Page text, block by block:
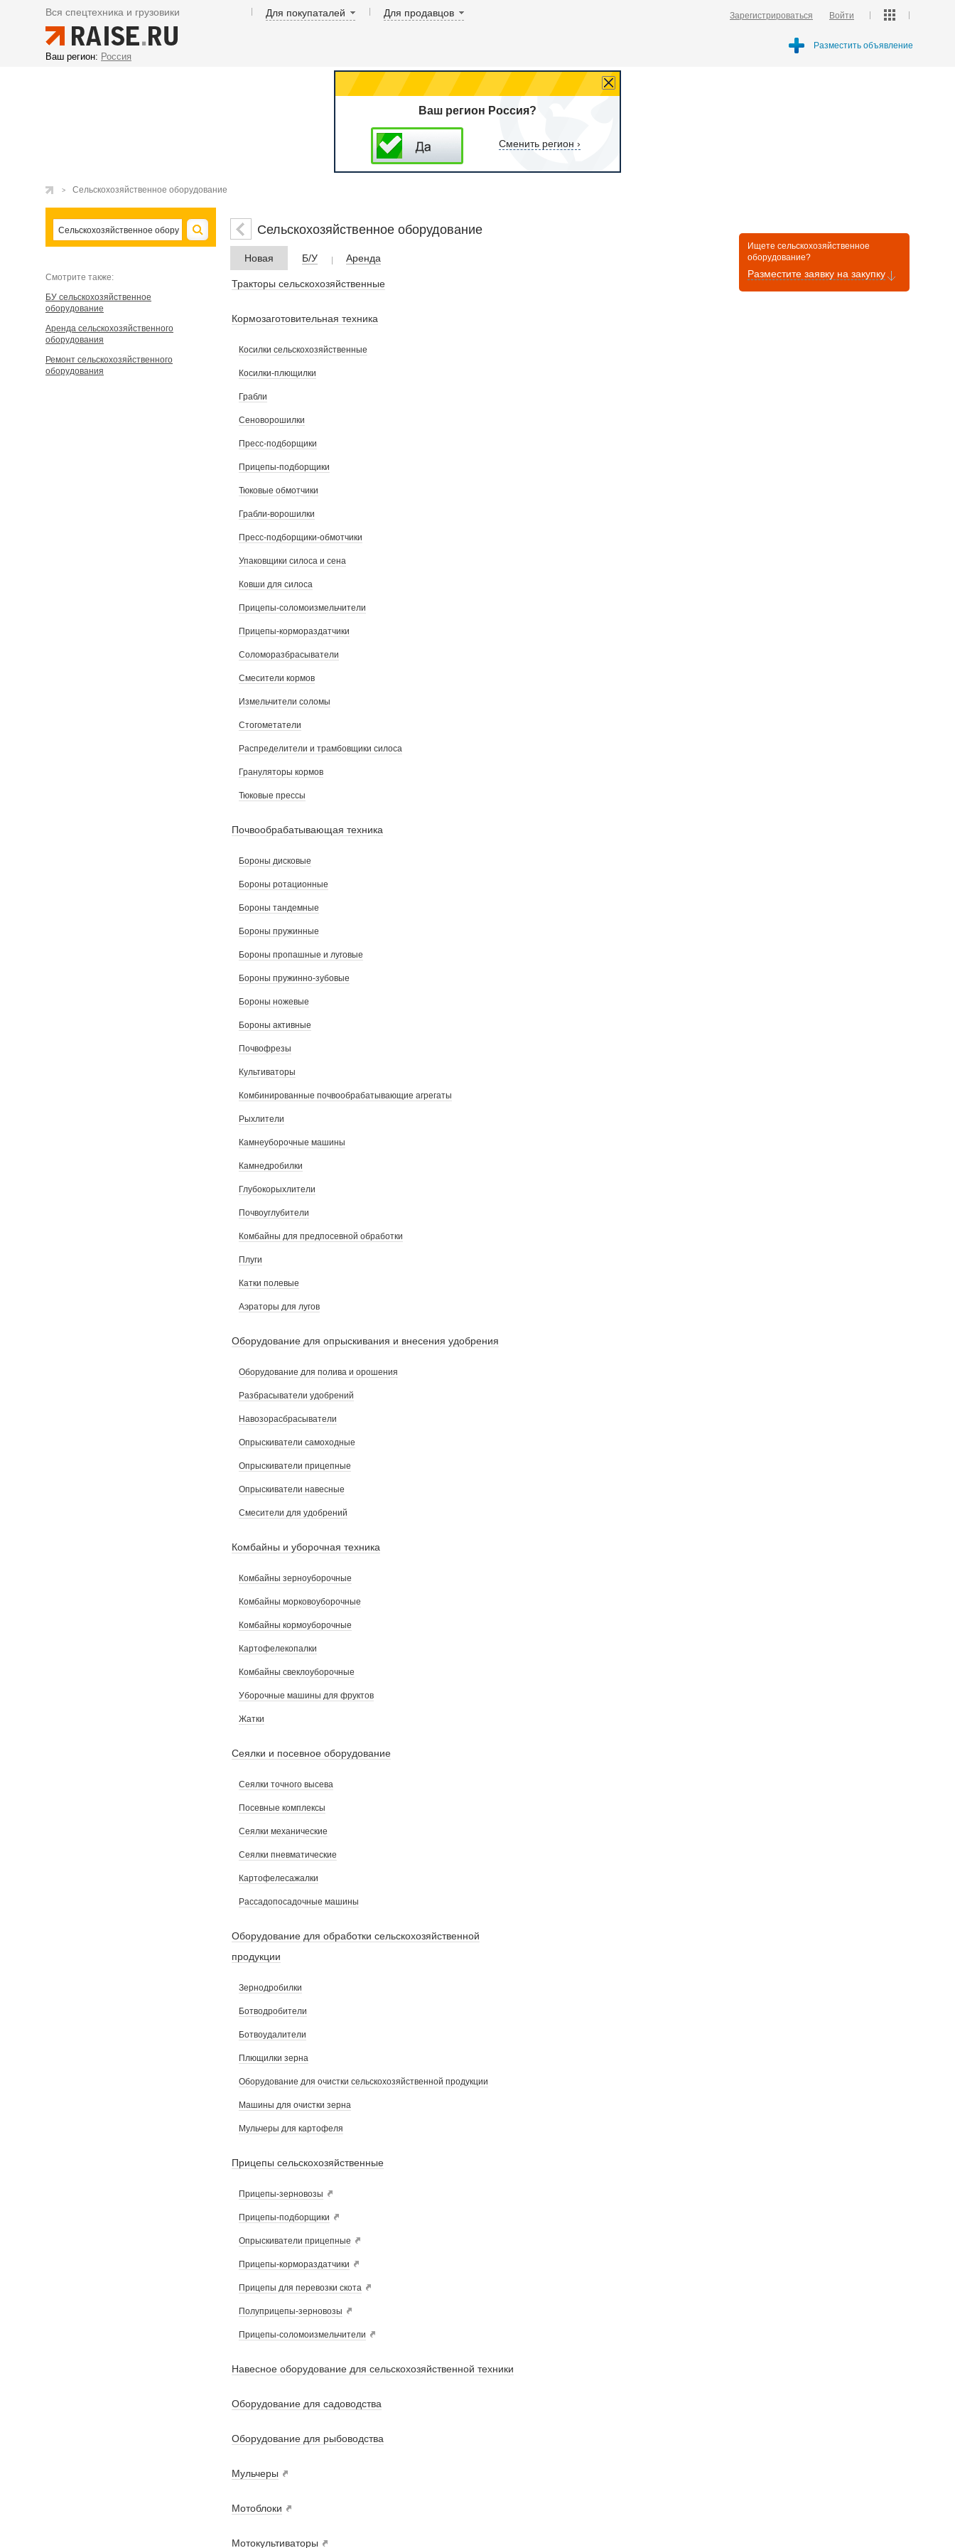
Вся спецтехника и грузовики Для покупаталей Для продавцов Зарегистрироваться Войти
Ваш регион: Россия
Разместить объявление
Ваш регион Россия?
Сменить регион ›
Сельскохозяйственное оборудование
Cмотрите также:
БУ сельскохозяйственное
оборудование
Аренда сельскохозяйственного
оборудования
Ремонт сельскохозяйственного
оборудования
Сельскохозяйственное оборудование
Новая Б/У Аренда
Тракторы сельскохозяйственные
Кормозаготовительная техника
Косилки сельскохозяйственные
Косилки-плющилки
Грабли
Сеноворошилки
Пресс-подборщики
Прицепы-подборщики
Тюковые обмотчики
Грабли-ворошилки
Пресс-подборщики-обмотчики
Упаковщики силоса и сена
Ковши для силоса
Прицепы-соломоизмельчители
Прицепы-кормораздатчики
Соломоразбрасыватели
Смесители кормов
Измельчители соломы
Стогометатели
Распределители и трамбовщики силоса
Грануляторы кормов
Тюковые прессы
Почвообрабатывающая техника
Бороны дисковые
Бороны ротационные
Бороны тандемные
Бороны пружинные
Бороны пропашные и луговые
Бороны пружинно-зубовые
Бороны ножевые
Бороны активные
Почвофрезы
Культиваторы
Комбинированные почвообрабатывающие агрегаты
Рыхлители
Камнеуборочные машины
Камнедробилки
Глубокорыхлители
Почвоуглубители
Комбайны для предпосевной обработки
Плуги
Катки полевые
Аэраторы для лугов
Оборудование для опрыскивания и внесения удобрения
Оборудование для полива и орошения
Разбрасыватели удобрений
Навозорасбрасыватели
Опрыскиватели самоходные
Опрыскиватели прицепные
Опрыскиватели навесные
Смесители для удобрений
Комбайны и уборочная техника
Комбайны зерноуборочные
Комбайны морковоуборочные
Комбайны кормоуборочные
Картофелекопалки
Комбайны свеклоуборочные
Уборочные машины для фруктов
Жатки
Сеялки и посевное оборудование
Сеялки точного высева
Посевные комплексы
Сеялки механические
Сеялки пневматические
Картофелесажалки
Рассадопосадочные машины
Оборудование для обработки сельскохозяйственной
продукции
Зернодробилки
Ботводробители
Ботвоудалители
Плющилки зерна
Оборудование для очистки сельскохозяйственной продукции
Машины для очистки зерна
Мульчеры для картофеля
Прицепы сельскохозяйственные
Прицепы-зерновозы
Прицепы-подборщики
Опрыскиватели прицепные
Прицепы-кормораздатчики
Прицепы для перевозки скота
Полуприцепы-зерновозы
Прицепы-соломоизмельчители
Навесное оборудование для сельскохозяйственной техники
Оборудование для садоводства
Оборудование для рыбоводства
Мульчеры
Мотоблоки
Мотокультиваторы
Ищете сельскохозяйственное
оборудование?
Разместите заявку на закупку